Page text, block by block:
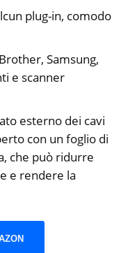
plug-in, comodo
Samsung,
e scanner
esterno dei cavi
con un foglio di
che può ridurre
e rendere la